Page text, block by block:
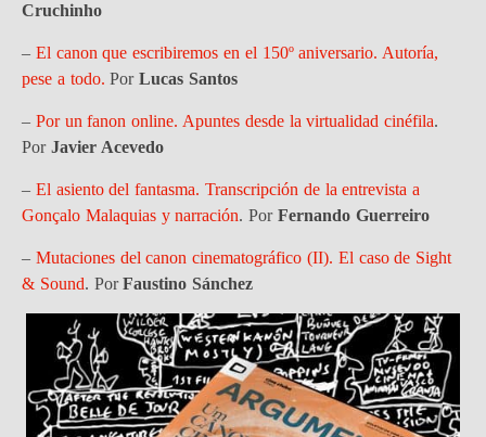
Cruchinho
– El canon que escribiremos en el 150º aniversario. Autoría,
pese a todo. PorLucas Santos
– Por un fanon online. Apuntes desde la virtualidad cinéfila.
Por Javier Acevedo
– El asiento del fantasma. Transcripción de la entrevista a
Gonçalo Malaquias y narración. PorFernando Guerreiro
– Mutaciones del canon cinematográfico (II). El caso de Sight
& Sound. PorFaustino Sánchez